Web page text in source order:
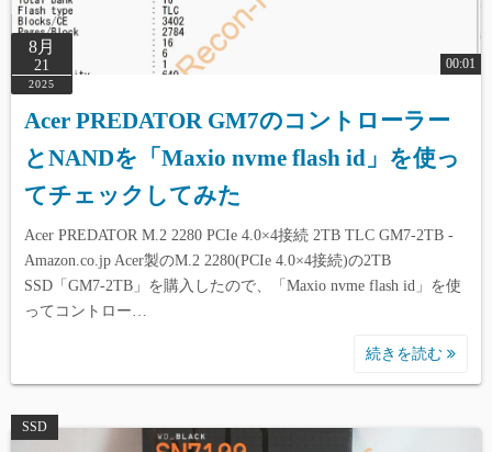
8月
21
2025
00:01
Acer PREDATOR GM7のコントローラー
とNANDを「Maxio nvme flash id」を使っ
てチェックしてみた
Acer PREDATOR M.2 2280 PCIe 4.0×4接続 2TB TLC GM7-2TB -
Amazon.co.jp Acer製のM.2 2280(PCIe 4.0×4接続)の2TB
SSD「GM7-2TB」を購入したので、「Maxio nvme flash id」を使
ってコントロー…
続きを読む
SSD